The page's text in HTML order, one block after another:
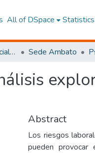
All of DSpace Statistics
Facultad de Ciencias Sociales y Humanas Sede Ambato
Abstract
Los riesgos
pueden provocar